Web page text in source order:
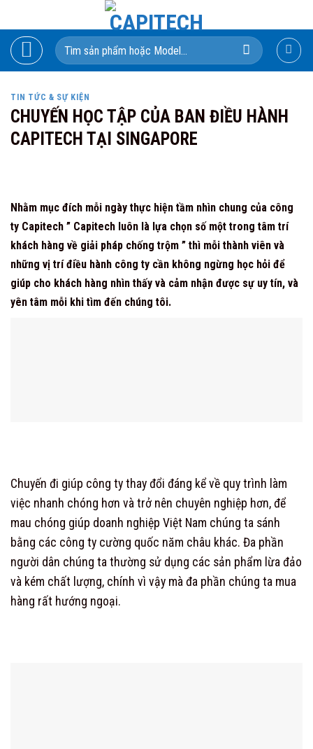
to
content
Search
for:
TIN TỨC & SỰ KIỆN
CHUYẾN HỌC TẬP CỦA BAN ĐIỀU HÀNH
CAPITECH TẠI SINGAPORE
Nhằm mục đích mỗi ngày thực hiện tầm nhìn chung của công
ty Capitech ” Capitech luôn là lựa chọn số một trong tâm trí
khách hàng về giải pháp chống trộm ” thì mỗi thành viên và
những vị trí điều hành công ty cần không ngừng học hỏi để
giúp cho khách hàng nhìn thấy và cảm nhận được sự uy tín, và
yên tâm mỗi khi tìm đến chúng tôi.
Chuyến đi giúp công ty thay đổi đáng kể về quy trình làm
việc nhanh chóng hơn và trở nên chuyên nghiệp hơn, để
mau chóng giúp doanh nghiệp Việt Nam chúng ta sánh
bằng các công ty cường quốc năm châu khác. Đa phần
người dân chúng ta thường sử dụng các sản phẩm lừa đảo
và kém chất lượng, chính vì vậy mà đa phần chúng ta mua
hàng rất hướng ngoại.